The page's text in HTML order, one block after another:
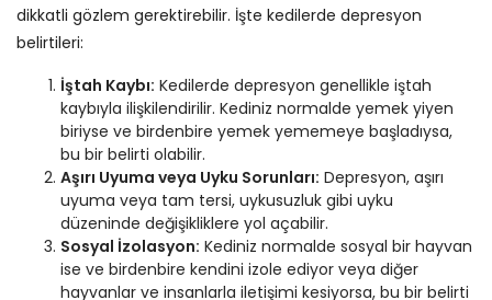
dikkatli gözlem gerektirebilir. İşte kedilerde depresyon
belirtileri:
İştah Kaybı: Kedilerde depresyon genellikle iştah
kaybıyla ilişkilendirilir. Kediniz normalde yemek yiyen
biriyse ve birdenbire yemek yememeye başladıysa,
bu bir belirti olabilir.
Aşırı Uyuma veya Uyku Sorunları: Depresyon, aşırı
uyuma veya tam tersi, uykusuzluk gibi uyku
düzeninde değişikliklere yol açabilir.
Sosyal İzolasyon: Kediniz normalde sosyal bir hayvan
ise ve birdenbire kendini izole ediyor veya diğer
hayvanlar ve insanlarla iletişimi kesiyorsa, bu bir belirti